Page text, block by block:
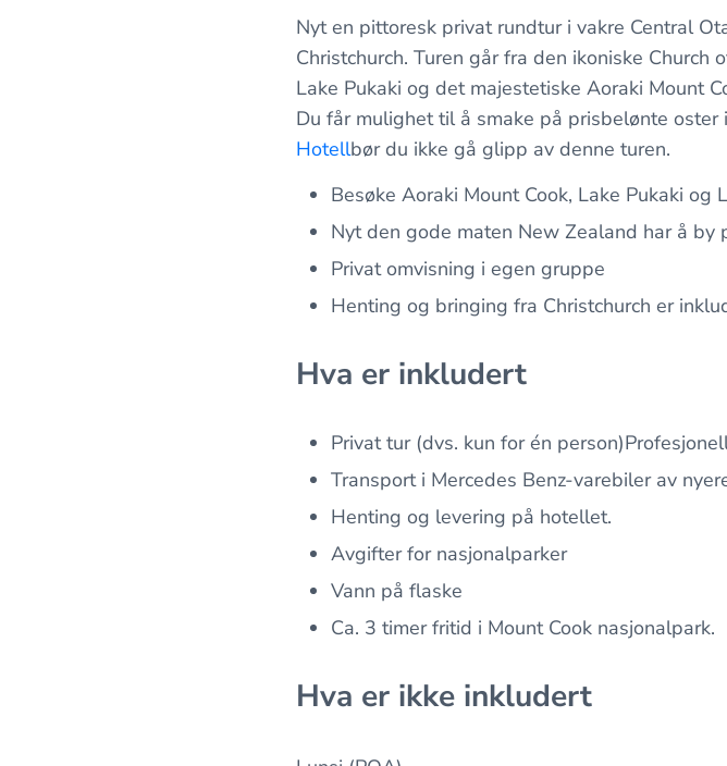
Nyt en pittoresk privat rundtur i vakre Central
Christchurch. Turen går fra den ikoniske
Lake Pukaki og det majestetiske Aoraki Mount
Du får mulighet til å smake på prisbelønte
Hotellbør du ikke gå glipp av denne turen.
Besøke Aoraki Mount Cook, Lake Pukaki og
Nyt den gode maten New Zealand har å by
Privat omvisning i egen gruppe
Henting og bringing fra Christchurch er
Hva er inkludert
Privat tur (dvs. kun for én
Transport i Mercedes Benz-varebiler av
Henting og levering på hotellet.
Avgifter for nasjonalparker
Vann på flaske
Ca. 3 timer fritid i Mount Cook nasjonalpark.
Hva er ikke inkludert